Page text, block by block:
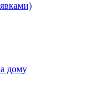
дому